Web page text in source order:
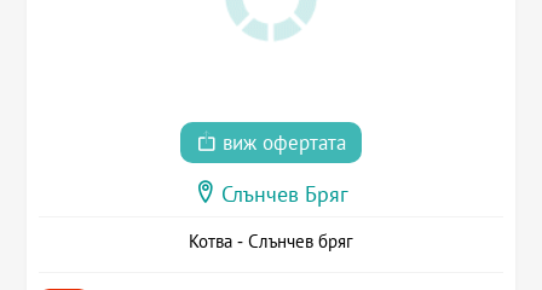
виж офертата
Слънчев Бряг
Котва - Слънчев бряг